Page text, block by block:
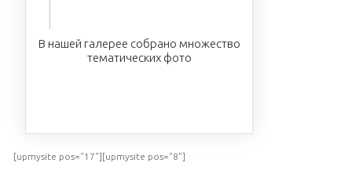
В нашей галерее собрано множество
тематических фото
[upmysite pos="17"][upmysite pos="8"]